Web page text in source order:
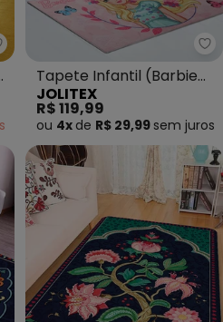
e Lazer - Tapete
Tapete Infantil (Barbie
Borboletas) 70x100 cm
JOLITEX
R$ 119,99
ou 4x de R$ 29,99 sem juros